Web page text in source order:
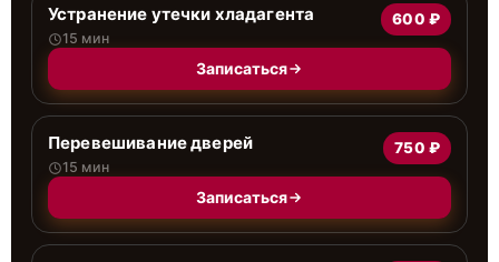
Устранение утечки хладагента
15 мин
600 ₽
Записаться
Перевешивание дверей
15 мин
750 ₽
Записаться